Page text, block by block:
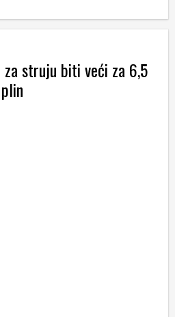
za struju biti veći za 6,5